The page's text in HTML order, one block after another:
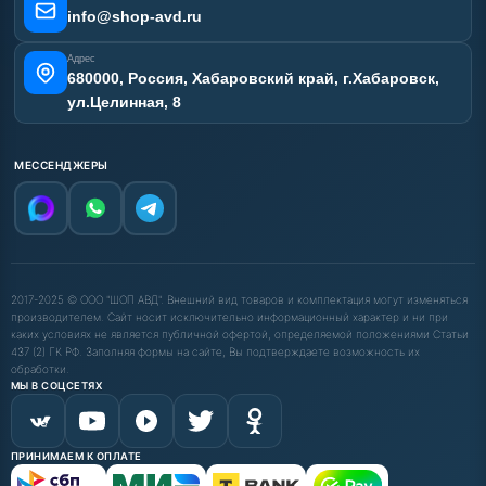
info@shop-avd.ru
Адрес
680000, Россия, Хабаровский край, г.Хабаровск,
ул.Целинная, 8
МЕССЕНДЖЕРЫ
2017-2025 © ООО "ШОП АВД". Внешний вид товаров и комплектация могут изменяться
производителем. Сайт носит исключительно информационный характер и ни при
каких условиях не является публичной офертой, определяемой положениями Статьи
437 (2) ГК РФ. Заполняя формы на сайте, Вы подтверждаете возможность их
обработки.
МЫ В СОЦСЕТЯХ
ПРИНИМАЕМ К ОПЛАТЕ